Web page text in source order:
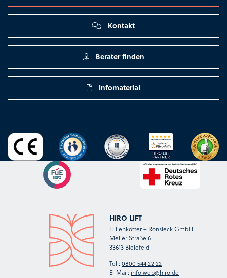
Kontakt
Berater finden
Infomaterial
HIRO LIFT
Hillenkötter + Ronsieck GmbH
Meller Straße 6
33613 Bielefeld
Tel.:0800 544 22 22
E-Mail: info.web@hiro.de